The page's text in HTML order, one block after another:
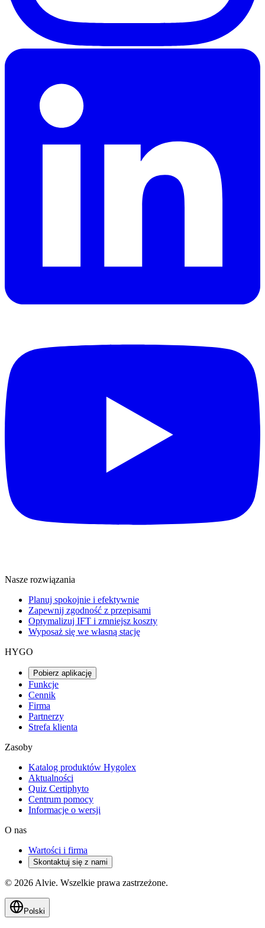
Nasze rozwiązania
Planuj spokojnie i efektywnie
Zapewnij zgodność z przepisami
Optymalizuj IFT i zmniejsz koszty
Wyposaż się we własną stację
HYGO
Pobierz aplikację
Funkcje
Cennik
Firma
Partnerzy
Strefa klienta
Zasoby
Katalog produktów Hygolex
Aktualności
Quiz Certiphyto
Centrum pomocy
Informacje o wersji
O nas
Wartości i firma
Skontaktuj się z nami
© 2026 Alvie. Wszelkie prawa zastrzeżone.
Polski